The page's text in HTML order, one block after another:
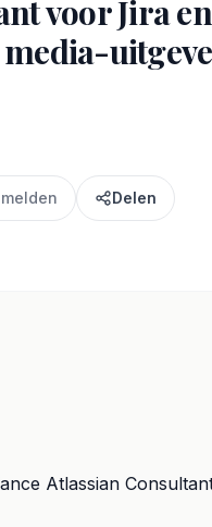
voor Jira en
Delen
Atlassian